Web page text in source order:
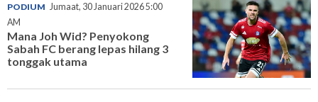
PODIUM Jumaat, 30 Januari 2026 5:00
AM
Mana Joh Wid? Penyokong
Sabah FC berang lepas hilang 3
tonggak utama